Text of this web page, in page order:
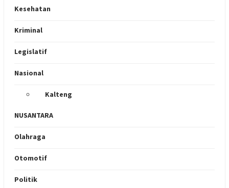
Kesehatan
Kriminal
Legislatif
Nasional
Kalteng
NUSANTARA
Olahraga
Otomotif
Politik